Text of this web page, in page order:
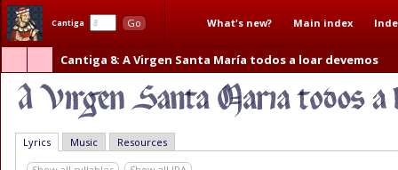
Cantiga Go What's new? Main index
Cantiga 8: A Virgen Santa María todos a loar devemos
Lyrics Music Resources